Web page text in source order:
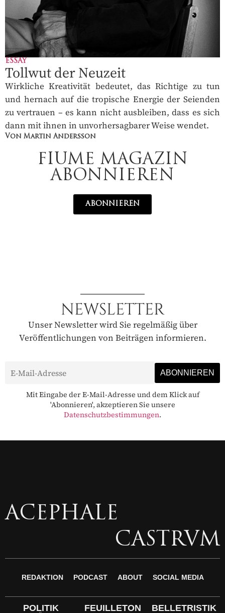
ESSAY
Tollwut der Neuzeit
Wirkliche Kreativität bedeutet, das Richtige zu tun
und hernach auf die tropische Energie der Seienden
zu vertrauen – es kann nicht ausbleiben, dass es sich
dann mit ihnen in unvorhersagbarer Weise wendet.
Von Martin Andersson
FIUME MAGAZIN
ABONNIEREN
ABONNIEREN
NEWSLETTER
Unser Newsletter wird Sie regelmäßig über
Veröffentlichungen von Beiträgen informieren.
Mit Eingabe der E-Mail-Adresse und dem Klick auf
'Abonnieren', akzeptieren Sie unsere
Datenschutzbestimmungen.
ACEPHALE
CASTRVM
REDAKTION PODCAST ABOUT SOCIAL MEDIA
POLITIK FEUILLETON BELLETRISTIK